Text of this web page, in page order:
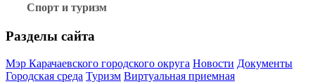
Спорт и туризм
Разделы сайта
Мэр Карачаевского городского округа Новости Документы
Городская среда Туризм Виртуальная приемная